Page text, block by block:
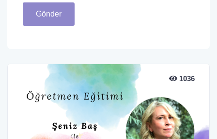
Gönder
1036